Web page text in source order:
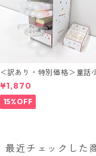
＜訳あり・特別価格＞童話
れ ふしぎのくにのアリス
¥1,870
15%OFF
最近チェックした